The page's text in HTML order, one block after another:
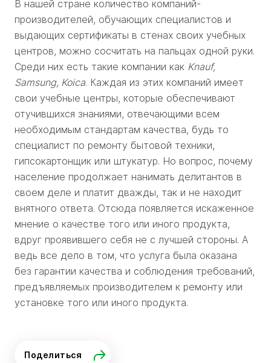
В нашей стране количество компаний-
производителей, обучающих специалистов и
выдающих сертификаты в стенах своих учебных
центров, можно сосчитать на пальцах одной руки.
Среди них есть такие компании как Knauf,
Samsung, Koica. Каждая из этих компаний имеет
свои учебные центры, которые обеспечивают
отучившихся знаниями, отвечающими всем
необходимым стандартам качества, будь то
специалист по ремонту бытовой техники,
гипсокартонщик или штукатур. Но вопрос, почему
население продолжает нанимать делитантов в
своем деле и платит дважды, так и не находит
внятного ответа. Отсюда появляется искаженное
мнение о качестве того или иного продукта,
вдруг проявившего себя не с лучшей стороны. А
ведь все дело в том, что услуга была оказана
без гарантии качества и соблюдения требований,
предъявляемых производителем к ремонту или
установке того или иного продукта.
Поделиться